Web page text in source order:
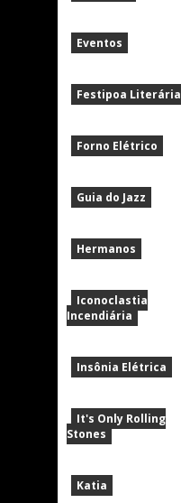
Eventos
Festipoa Literária
Forno Elétrico
Guia do Jazz
Hermanos
Iconoclastia
Incendiária
Insônia Elétrica
It's Only Rolling
Stones
Katia